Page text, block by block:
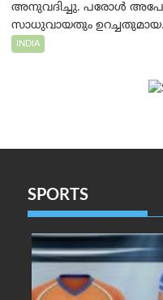
അനുവദിച്ചു. പരോൾ
സാധുവായതും
INDIA
SPORTS